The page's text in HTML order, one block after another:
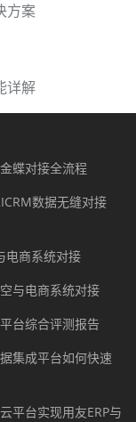
方案
详解
蝶对接全流程
数据无缝对接
电商系统对接
与电商系统对接
台综合评测报告
集成平台如何快速
平台实现用友ERP与